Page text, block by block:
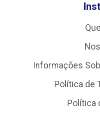
Informações
Política de
Política